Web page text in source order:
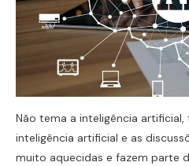
Não tema a inteligência artificial,
inteligência artificial e as
muito aquecidas e fazem parte